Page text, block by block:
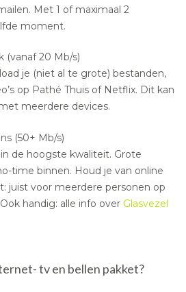
Met 1 of maximaal 2
moment.
(vanaf 20 Mb/s)
je (niet al te grote) bestanden,
op Pathé Thuis of Netflix. Dit kan
meerdere devices.
(50+ Mb/s)
in de hoogste kwaliteit. Grote
time binnen. Houd je van online
juist voor meerdere personen op
handig: alle info over Glasvezel
tv en bellen pakket?